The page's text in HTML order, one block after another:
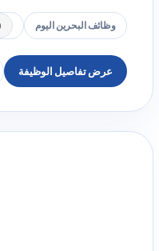
وظائف البحرين اليوم
عرض تفاصيل الوظيفة